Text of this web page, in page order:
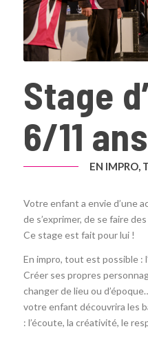
Stage
6/11 ans
EN IMPRO,
Votre enfant a envie d’une
de s’exprimer, de se faire
Ce stage est fait pour lui !
En impro, tout est possible :
Créer ses propres
changer de lieu ou
votre enfant découvrira les
: l’écoute, la créativité, le